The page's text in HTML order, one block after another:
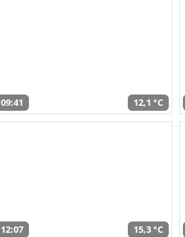
09:41 12,1 °C
12:07 15,3 °C